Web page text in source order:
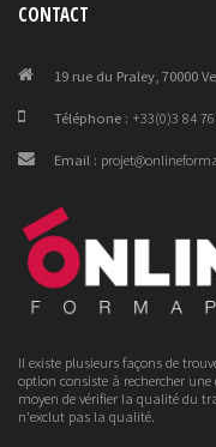
CONTACT
19 rue du Praley, 70000
Téléphone : +33(0)3 84
Email :
Il existe plusieurs façons de
option consiste à rechercher
moyen de vérifier la qualité du
n'exclut pas la qualité.